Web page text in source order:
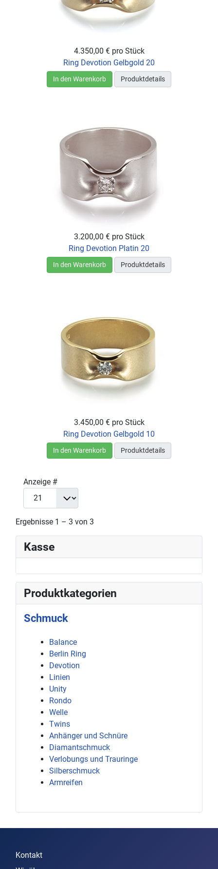
4.350,00 € pro Stück
Ring Devotion Gelbgold 20
In den Warenkorb Produktdetails
3.200,00 € pro Stück
Ring Devotion Platin 20
In den Warenkorb Produktdetails
3.450,00 € pro Stück
Ring Devotion Gelbgold 10
In den Warenkorb Produktdetails
Anzeige #
Ergebnisse 1 – 3 von 3
Kasse
Produktkategorien
Schmuck
Balance
Berlin Ring
Devotion
Linien
Unity
Rondo
Welle
Twins
Anhänger und Schnüre
Diamantschmuck
Verlobungs und Trauringe
Silberschmuck
Armreifen
Kontakt